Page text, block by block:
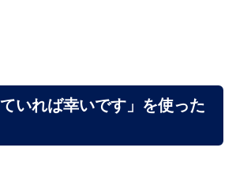
ていれば幸いです」を使った